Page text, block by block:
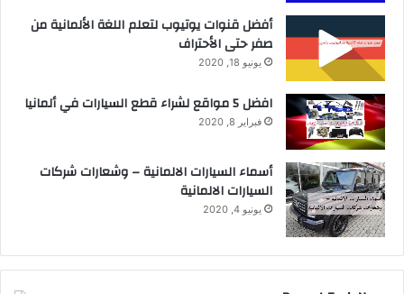
أفضل قنوات يوتيوب لتعلم اللغة الألمانية من
صفر حتى الأحتراف
يونيو 18, 2020
افضل 5 مواقع لشراء قطع السيارات في ألمانيا
فبراير 8, 2020
أسماء السيارات الالمانية – وشعارات شركات
السيارات الالمانية
يونيو 4, 2020